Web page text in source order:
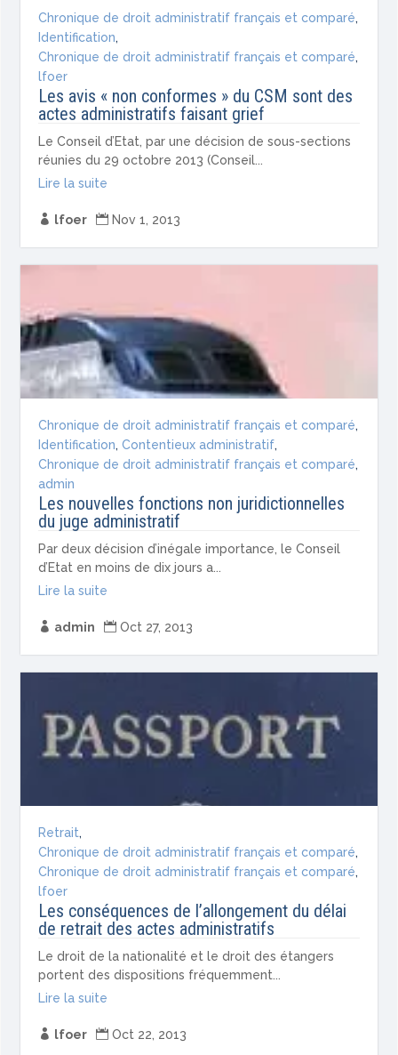
Chronique de droit administratif français et comparé,
Identification,
Chronique de droit administratif français et comparé,
lfoer
Les avis « non conformes » du CSM sont des
actes administratifs faisant grief
Le Conseil d’Etat, par une décision de sous-sections
réunies du 29 octobre 2013 (Conseil...
Lire la suite
 lfoer  Nov 1, 2013
Chronique de droit administratif français et comparé,
Identification,Contentieux administratif,
Chronique de droit administratif français et comparé,
admin
Les nouvelles fonctions non juridictionnelles
du juge administratif
Par deux décision d’inégale importance, le Conseil
d’Etat en moins de dix jours a...
Lire la suite
 admin  Oct 27, 2013
Retrait,
Chronique de droit administratif français et comparé,
Chronique de droit administratif français et comparé,
lfoer
Les conséquences de l’allongement du délai
de retrait des actes administratifs
Le droit de la nationalité et le droit des étangers
portent des dispositions fréquemment...
Lire la suite
 lfoer  Oct 22, 2013